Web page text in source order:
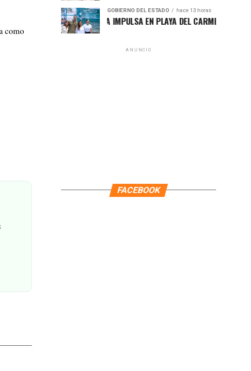
como
GOBIERNO DEL ESTADO hace 13 horas
MARA LEZAMA IMPULSA EN PLAYA DEL CARMEN EL PRIMER
ANUNCIO
FACEBOOK